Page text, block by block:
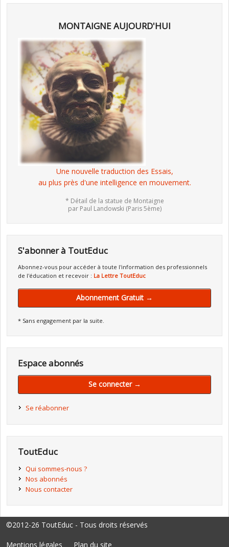
MONTAIGNE AUJOURD'HUI
Une nouvelle traduction des Essais,
au plus près d'une intelligence en mouvement.
* Détail de la statue de Montaigne
par Paul Landowski (Paris 5ème)
S'abonner à ToutEduc
Abonnez-vous pour accéder à toute l'information des professionnels
de l'éducation et recevoir : La Lettre ToutEduc
Abonnement Gratuit →
* Sans engagement par la suite.
Espace abonnés
Se connecter →
Se réabonner
ToutEduc
Qui sommes-nous ?
Nos abonnés
Nous contacter
©2012-26 ToutEduc - Tous droits réservés
Mentions légales Plan du site